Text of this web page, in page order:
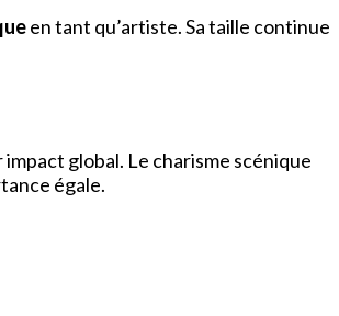
en tant qu’artiste. Sa taille continue
global. Le charisme scénique
égale.